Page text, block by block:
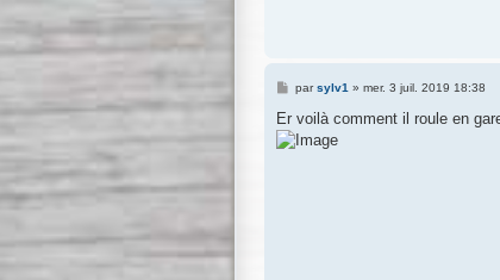
M
s
s
a
parsylv1 » mer. 3 juil. 2019 18:38
Er voilà comment il roule en